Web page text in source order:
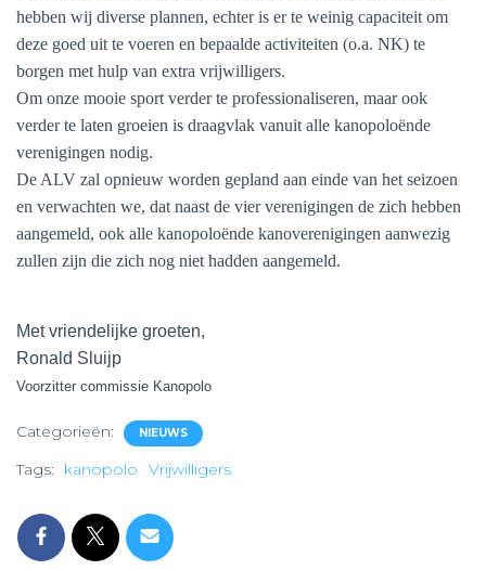
hebben wij diverse plannen, echter is er te weinig capaciteit om
deze goed uit te voeren en bepaalde activiteiten (o.a. NK) te
borgen met hulp van extra vrijwilligers.
Om onze mooie sport verder te professionaliseren, maar ook
verder te laten groeien is draagvlak vanuit alle kanopoloënde
verenigingen nodig.
De ALV zal opnieuw worden gepland aan einde van het seizoen
en verwachten we, dat naast de vier verenigingen de zich hebben
aangemeld, ook alle kanopoloënde kanoverenigingen aanwezig
zullen zijn die zich nog niet hadden aangemeld.
Met vriendelijke groeten,
Ronald Sluijp
Voorzitter commissie Kanopolo
Categorieën: NIEUWS
Tags: kanopolo Vrijwilligers